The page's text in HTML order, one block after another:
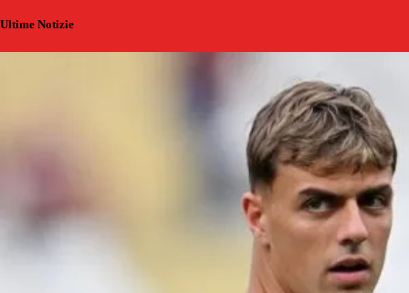
Ultime Notizie